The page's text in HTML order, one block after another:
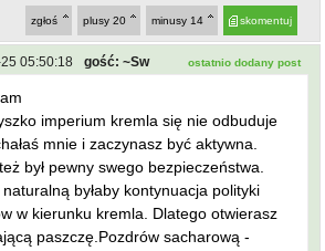
skomentuj
minusy 14
plusy 20
zgłoś
05:50:18 gość: ~Sw ostatnio dodany post
imperium kremla się nie odbuduje
mnie i zaczynasz być aktywna.
był pewny swego bezpieczeństwa.
byłaby kontynuacja polityki
w kierunku kremla. Dlatego otwierasz
paszczę.Pozdrów sacharową -